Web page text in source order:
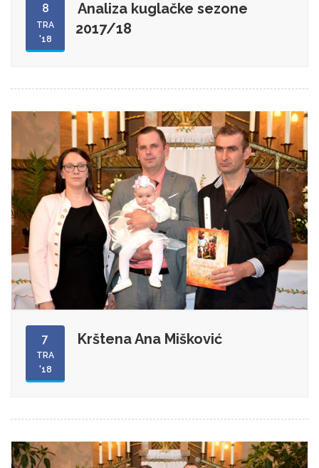
8
TRA
'18
Analiza kuglačke sezone
2017/18
7
TRA
'18
Krštena Ana Mišković